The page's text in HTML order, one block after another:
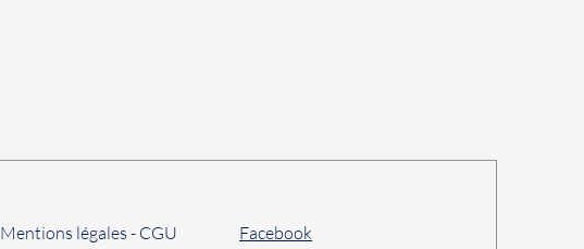
Mentions légales - CGU Facebook